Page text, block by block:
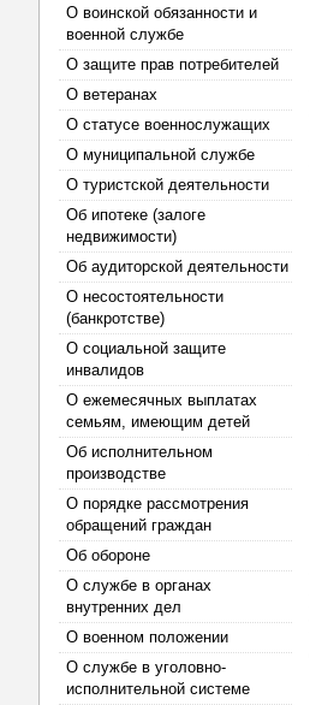
О воинской обязанности и
военной службе
О защите прав потребителей
О ветеранах
О статусе военнослужащих
О муниципальной службе
О туристской деятельности
Об ипотеке (залоге
недвижимости)
Об аудиторской деятельности
О несостоятельности
(банкротстве)
О социальной защите
инвалидов
О ежемесячных выплатах
семьям, имеющим детей
Об исполнительном
производстве
О порядке рассмотрения
обращений граждан
Об обороне
О службе в органах
внутренних дел
О военном положении
О службе в уголовно-
исполнительной системе